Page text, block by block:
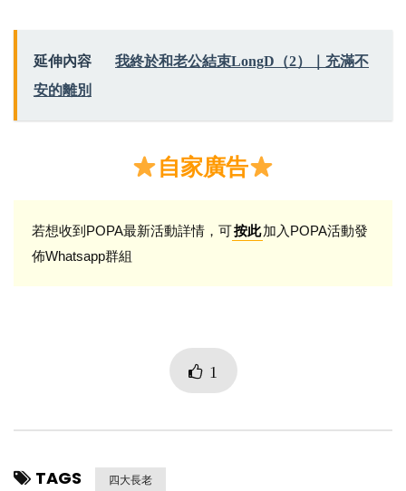
延伸內容
我終於和老公結束LongD（2）｜充滿不
安的離別
自家廣告
若想收到POPA最新活動詳情，可按此加入POPA活動發
佈Whatsapp群組
1
TAGS 四大長老